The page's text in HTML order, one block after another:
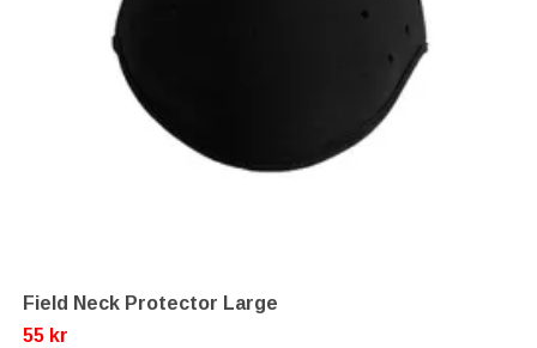
Field Neck Protector Large
55 kr